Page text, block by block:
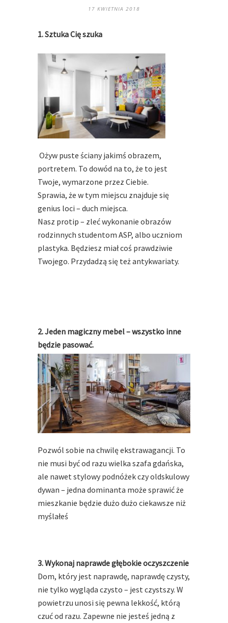
17 KWIETNIA 2018
1. Sztuka Cię szuka
Ożyw puste ściany jakimś obrazem,
portretem. To dowód na to, że to jest
Twoje, wymarzone przez Ciebie.
Sprawia, że w tym miejscu znajduje się
genius loci – duch miejsca.
Nasz protip – zleć wykonanie obrazów
rodzinnych studentom ASP, albo uczniom
plastyka. Będziesz miał coś prawdziwie
Twojego. Przydadzą się też antykwariaty.
2. Jeden magiczny mebel – wszystko inne
będzie pasować.
Pozwól sobie na chwilę ekstrawagancji. To
nie musi być od razu wielka szafa gdańska,
ale nawet stylowy podnóżek czy oldskulowy
dywan – jedna dominanta może sprawić że
mieszkanie będzie dużo dużo ciekawsze niż
myślałeś
3. Wykonaj naprawde głębokie oczyszczenie
Dom, który jest naprawdę, naprawdę czysty,
nie tylko wygląda czysto – jest czystszy. W
powietrzu unosi się pewna lekkość, którą
czuć od razu. Zapewne nie jesteś jedną z